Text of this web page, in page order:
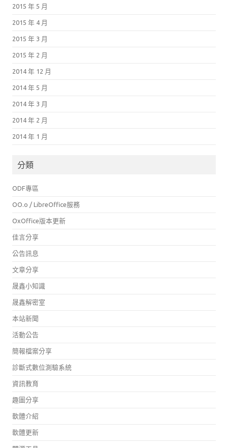
2015 年 5 月
2015 年 4 月
2015 年 3 月
2015 年 2 月
2014 年 12 月
2014 年 5 月
2014 年 3 月
2014 年 2 月
2014 年 1 月
分類
ODF專區
OO.o / LibreOffice服務
OxOffice版本更新
佳言分享
公告訊息
文章分享
晟鑫小知識
晟鑫解密室
本站新聞
活動公告
簡報檔案分享
診斷式數位測驗系統
資訊教育
趣圖分享
軟體介紹
軟體更新